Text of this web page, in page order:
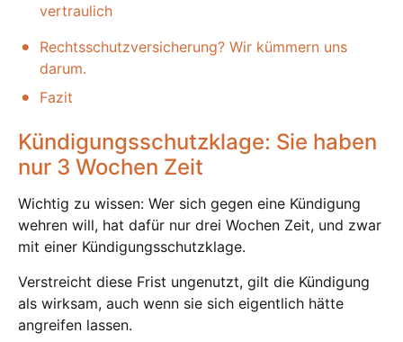
vertraulich
Rechtsschutzversicherung? Wir kümmern uns
darum.
Fazit
Kündigungsschutzklage: Sie haben
nur 3 Wochen Zeit
Wichtig zu wissen: Wer sich gegen eine Kündigung
wehren will, hat dafür nur drei Wochen Zeit, und zwar
mit einer Kündigungsschutzklage.
Verstreicht diese Frist ungenutzt, gilt die Kündigung
als wirksam, auch wenn sie sich eigentlich hätte
angreifen lassen.